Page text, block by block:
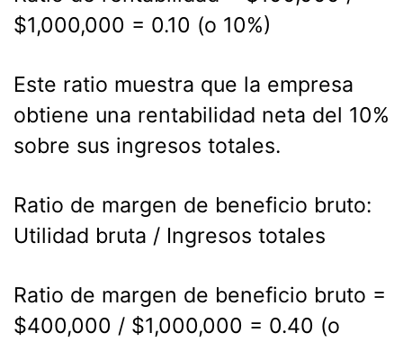
$1,000,000 = 0.10 (o 10%)
Este ratio muestra que la empresa
obtiene una rentabilidad neta del 10%
sobre sus ingresos totales.
Ratio de margen de beneficio bruto:
Utilidad bruta / Ingresos totales
Ratio de margen de beneficio bruto =
$400,000 / $1,000,000 = 0.40 (o